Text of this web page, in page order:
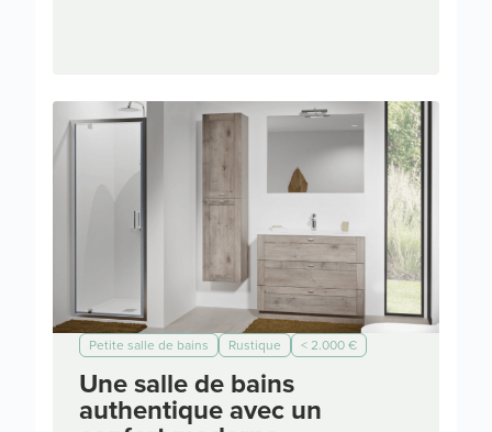
Petite salle de bains Rustique
< 2.000 €
< 10.000 €
Une salle de bains
authentique avec un